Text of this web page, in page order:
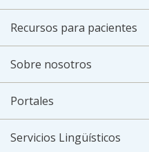
Recursos para pacientes
Sobre nosotros
Portales
Servicios Lingüísticos